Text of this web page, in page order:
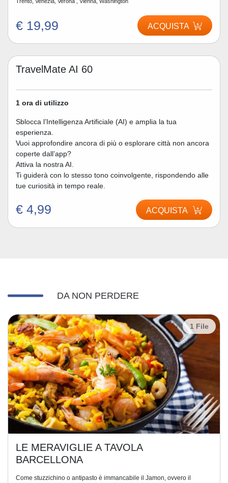
€ 19,99 ACQUISTA
TravelMate AI 60
1 ora di utilizzo
Sblocca l’Intelligenza Artificiale (AI) e amplia la tua
esperienza.
Vuoi approfondire ancora di più o esplorare città non ancora
coperte dall’app?
Attiva la nostra AI.
Ti guiderà con lo stesso tono coinvolgente, rispondendo alle
tue curiosità in tempo reale.
€ 4,99 ACQUISTA
DA NON PERDERE
1 File
LE MERAVIGLIE A TAVOLA
BARCELLONA
Come stuzzichino o antipasto è immancabile il Jamon, ovvero il